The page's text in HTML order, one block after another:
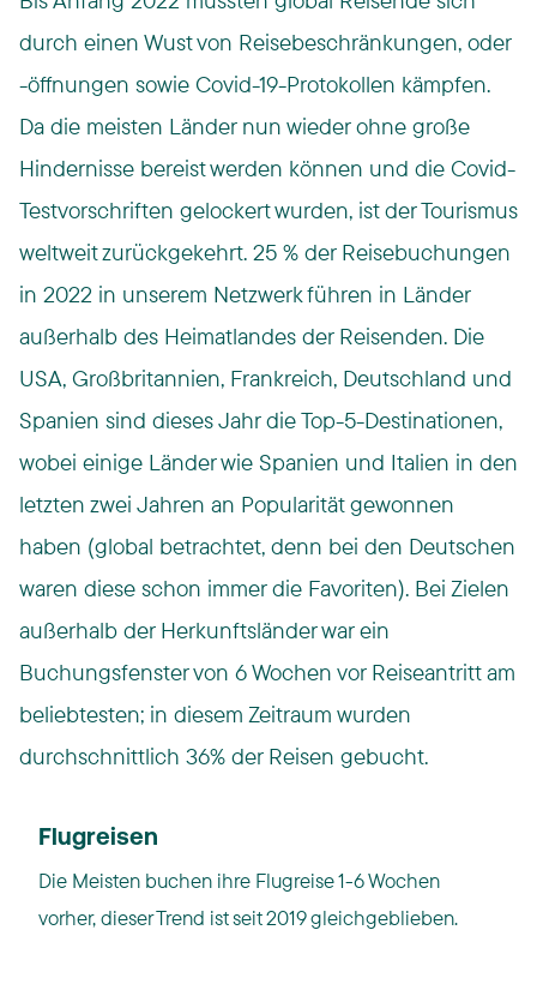
durch einen Wust von Reisebeschränkungen, oder
-öffnungen sowie Covid-19-Protokollen kämpfen.
Da die meisten Länder nun wieder ohne große
Hindernisse bereist werden können und die Covid-
Testvorschriften gelockert wurden, ist der Tourismus
weltweit zurückgekehrt. 25 % der Reisebuchungen
in 2022 in unserem Netzwerk führen in Länder
außerhalb des Heimatlandes der Reisenden. Die
USA, Großbritannien, Frankreich, Deutschland und
Spanien sind dieses Jahr die Top-5-Destinationen,
wobei einige Länder wie Spanien und Italien in den
letzten zwei Jahren an Popularität gewonnen
haben (global betrachtet, denn bei den Deutschen
waren diese schon immer die Favoriten). Bei Zielen
außerhalb der Herkunftsländer war ein
Buchungsfenster von 6 Wochen vor Reiseantritt am
beliebtesten; in diesem Zeitraum wurden
durchschnittlich 36% der Reisen gebucht.
Flugreisen
Die Meisten buchen ihre Flugreise 1-6 Wochen
vorher, dieser Trend ist seit 2019 gleichgeblieben.